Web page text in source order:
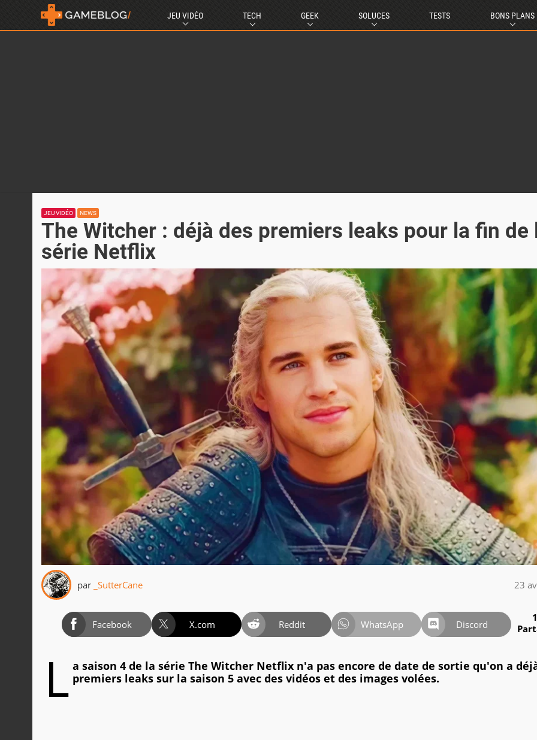
JEU VIDÉO TECH GEEK SOLUCES TESTS BONS PLANS
JEU VIDÉO NEWS
The Witcher : déjà des premiers leaks pour la fin de
série Netflix
par _SutterCane 23
Facebook X.com Reddit WhatsApp Discord
1
L a saison 4 de la série The Witcher Netflix n'a pas encore de date de sortie qu'on a
premiers leaks sur la saison 5 avec des vidéos et des images volées.